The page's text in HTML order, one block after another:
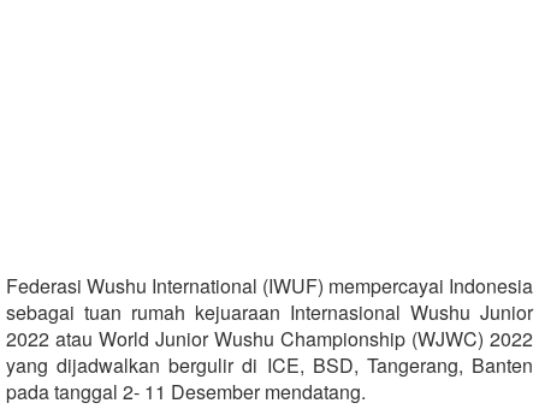
Federasi Wushu International (IWUF) mempercayai Indonesia
sebagai tuan rumah kejuaraan Internasional Wushu Junior
2022 atau World Junior Wushu Championship (WJWC) 2022
yang dijadwalkan bergulir di ICE, BSD, Tangerang, Banten
pada tanggal 2- 11 Desember mendatang.